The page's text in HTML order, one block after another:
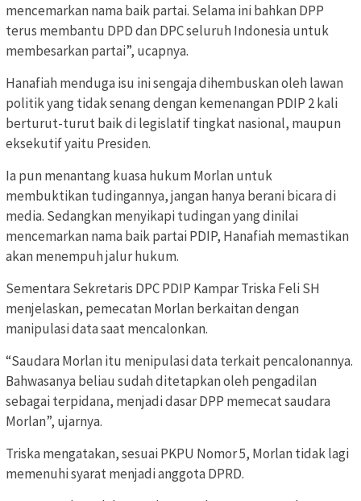
mencemarkan nama baik partai. Selama ini bahkan DPP
terus membantu DPD dan DPC seluruh Indonesia untuk
membesarkan partai”, ucapnya.
Hanafiah menduga isu ini sengaja dihembuskan oleh lawan
politik yang tidak senang dengan kemenangan PDIP 2 kali
berturut-turut baik di legislatif tingkat nasional, maupun
eksekutif yaitu Presiden.
Ia pun menantang kuasa hukum Morlan untuk
membuktikan tudingannya, jangan hanya berani bicara di
media. Sedangkan menyikapi tudingan yang dinilai
mencemarkan nama baik partai PDIP, Hanafiah memastikan
akan menempuh jalur hukum.
Sementara Sekretaris DPC PDIP Kampar Triska Feli SH
menjelaskan, pemecatan Morlan berkaitan dengan
manipulasi data saat mencalonkan.
“Saudara Morlan itu menipulasi data terkait pencalonannya.
Bahwasanya beliau sudah ditetapkan oleh pengadilan
sebagai terpidana, menjadi dasar DPP memecat saudara
Morlan”, ujarnya.
Triska mengatakan, sesuai PKPU Nomor 5, Morlan tidak lagi
memenuhi syarat menjadi anggota DPRD.